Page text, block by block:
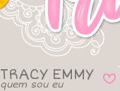
TRACY EMMY
quem sou eu B